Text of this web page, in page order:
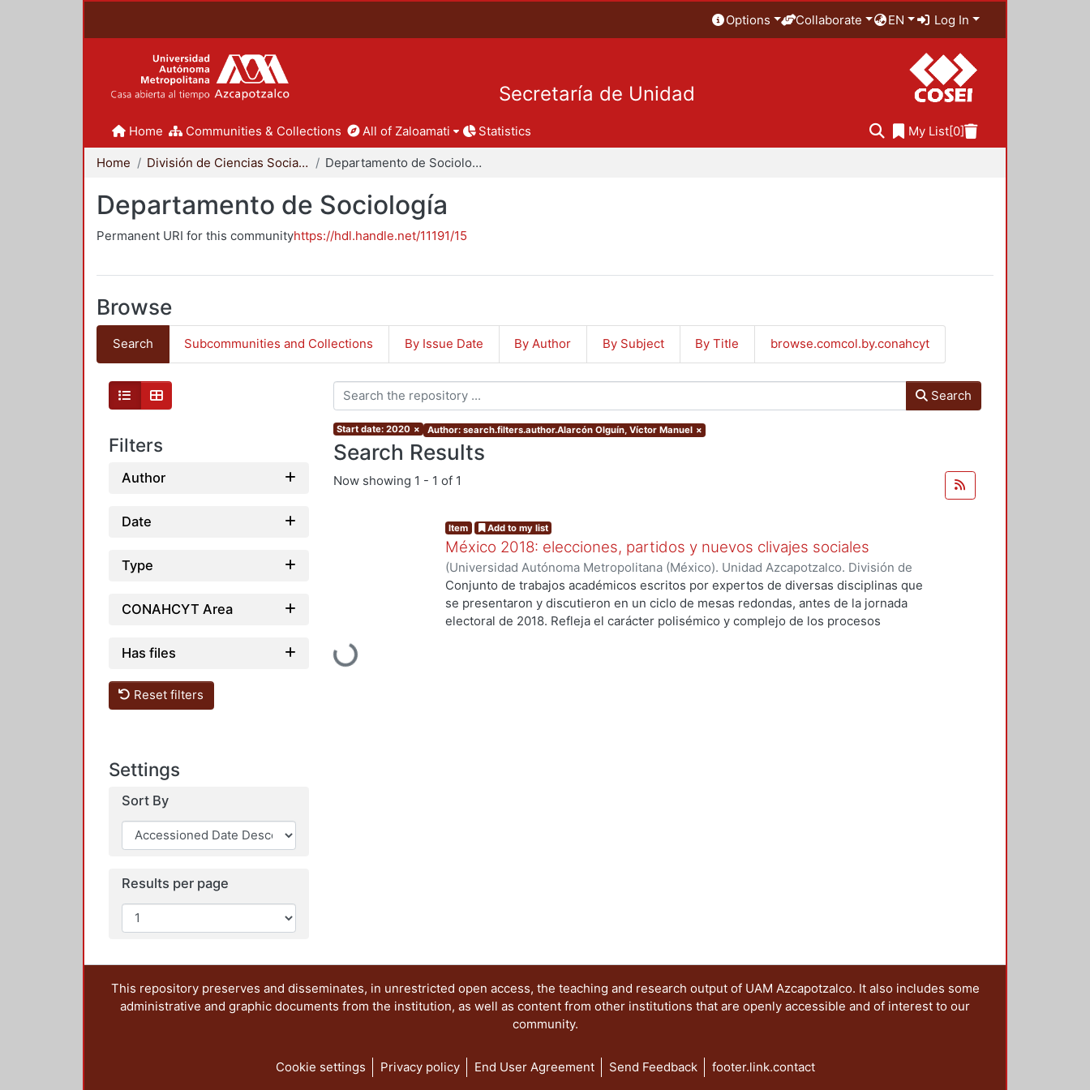
Options Collaborate EN Log In
Secretaría de Unidad
Home Communities & Collections All of Zaloamati Statistics My List[0]
Home División de Ciencias Sociales y Humanidades Departamento de Sociología
Departamento de Sociología
Permanent URI for this communityhttps://hdl.handle.net/11191/15
Browse
Search Subcommunities and Collections By Issue Date By Author By Subject By Title browse.comcol.by.conahcyt
Filters
Author
Date
Type
CONAHCYT Area
Has files
Reset filters
Settings
Sort By
Results per page
Search
Start date: 2020 × Author: search.filters.author.Alarcón Olguín, Víctor Manuel ×
Search Results
Now showing 1 - 1 of 1
Loading...
Item Add to my list
México 2018: elecciones, partidos y nuevos clivajes sociales
(Universidad Autónoma Metropolitana (México). Unidad Azcapotzalco. División de
Ciencias Sociales y Humanidades.,2020)Palma, Esperanza;Tamayo, Sergio;
Osornio Guerrero, María Cristina ;Alarcón Olguín, Víctor Manuel;Tejera Gaona,
Héctor;Navarrete Vela, Juan Pablo;Reveles Vázquez, Francisco;Devoto, Lisandro
Conjunto de trabajos académicos escritos por expertos de diversas disciplinas que
se presentaron y discutieron en un ciclo de mesas redondas, antes de la jornada
electoral de 2018. Refleja el carácter polisémico y complejo de los procesos
This repository preserves and disseminates, in unrestricted open access, the teaching and research output of UAM Azcapotzalco. It also includes some
administrative and graphic documents from the institution, as well as content from other institutions that are openly accessible and of interest to our
community.
Cookie settings Privacy policy End User Agreement Send Feedback footer.link.contact